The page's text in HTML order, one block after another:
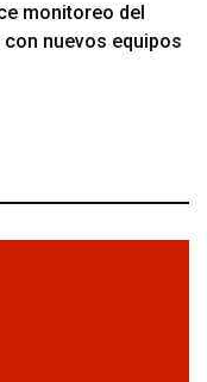
monitoreo del
nuevos equipos